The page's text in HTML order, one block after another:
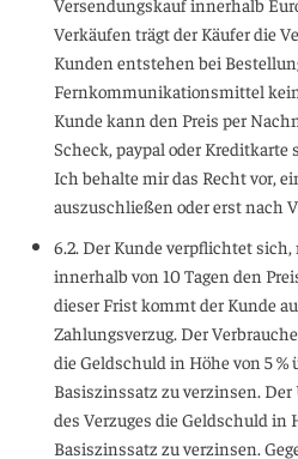
Verkäufen trägt der Käufer die
Kunden entstehen bei
Fernkommunikationsmittel
Kunde kann den Preis per
Scheck, paypal oder Kreditkarte
Ich behalte mir das Recht vor,
auszuschließen oder erst nach
6.2. Der Kunde verpflichtet
innerhalb von 10 Tagen den
dieser Frist kommt der Kunde
Zahlungsverzug. Der
die Geldschuld in Höhe von 5 %
Basiszinssatz zu verzinsen.
des Verzuges die Geldschuld in
Basiszinssatz zu verzinsen.